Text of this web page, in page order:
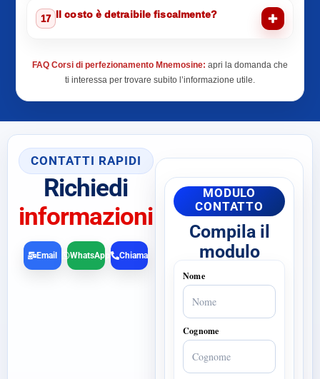
17 Il costo è detraibile fiscalmente?
FAQ Corsi di perfezionamento Mnemosine: apri la domanda che
ti interessa per trovare subito l’informazione utile.
CONTATTI RAPIDI
Richiedi
informazioni
Chiama
Email WhatsApp
MODULO
CONTATTO
Compila il
modulo
Nome
Cognome